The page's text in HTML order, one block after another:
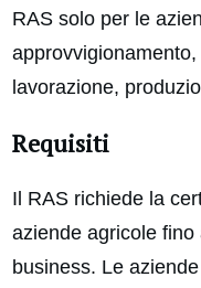
RAS solo per le
lavorazione,
Requisiti
Il RAS richiede la
aziende agricole
business. Le